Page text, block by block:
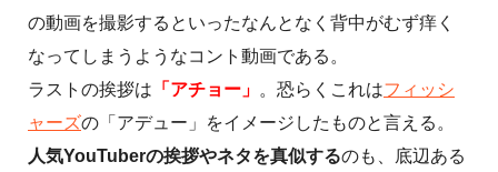
の動画を撮影するといったなんとなく背中がむず痒く
なってしまうようなコント動画である。
ラストの挨拶は 「アチョー」 。恐らくこれはフィッシ
ャーズの「アデュー」をイメージしたものと言える。
人気YouTuberの挨拶やネタを真似するのも、底辺ある